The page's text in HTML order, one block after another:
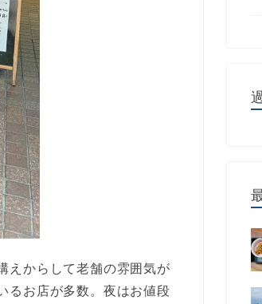
えからして老舗の雰囲気が
るお店が多数。夜はお値段